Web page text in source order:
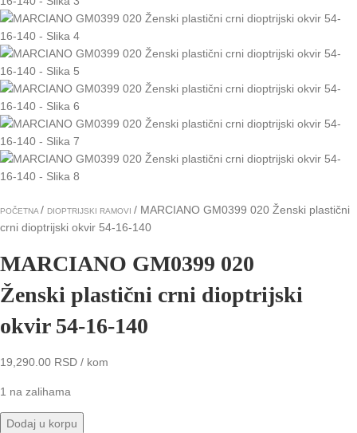
POČETNA DIOPTRIJSKI RAMOVI
MARCIANO GM0399 020 Ženski plastični
crni dioptrijski okvir 54-16-140
MARCIANO GM0399 020
Ženski plastični crni dioptrijski
okvir 54-16-140
19,290.00 RSD / kom
1 na zalihama
Dodaj u korpu